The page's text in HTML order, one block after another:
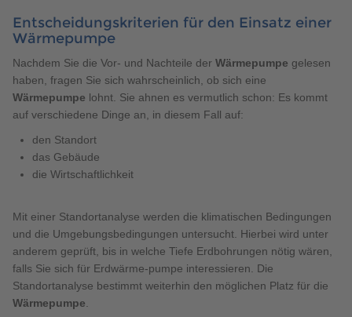
Entscheidungskriterien für den Einsatz einer
Wärmepumpe
Nachdem Sie die Vor- und Nachteile der Wärmepumpe gelesen
haben, fragen Sie sich wahrscheinlich, ob sich eine
Wärmepumpe lohnt. Sie ahnen es vermutlich schon: Es kommt
auf verschiedene Dinge an, in diesem Fall auf:
den Standort
das Gebäude
die Wirtschaftlichkeit
Mit einer Standortanalyse werden die klimatischen Bedingungen
und die Umgebungsbedingungen untersucht. Hierbei wird unter
anderem geprüft, bis in welche Tiefe Erdbohrungen nötig wären,
falls Sie sich für Erdwärme-pumpe interessieren. Die
Standortanalyse bestimmt weiterhin den möglichen Platz für die
Wärmepumpe.